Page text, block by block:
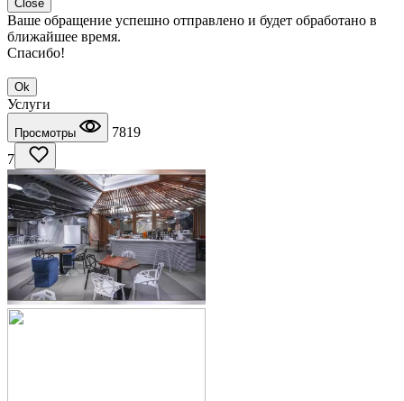
Close
Ваше обращение успешно отправлено и будет обработано в
ближайшее время.
Спасибо!
Ok
Услуги
Просмотры
7819
7